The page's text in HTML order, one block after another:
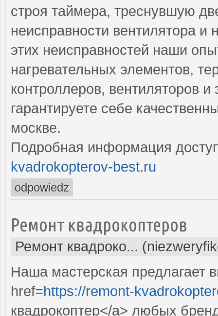
строя таймера, треснувшую
неисправности вентилятора
этих неисправностей наши
нагревательных элементов,
контроллеров, вентиляторов
гарантируете себе
москве.
Подробная информация
kvadrokopterov-best.ru
odpowiedz
Ремонт квадрокоптеров
Ремонт квадроко...
Наша мастерская предлагает
href=https://remont-
квадрокоптер</a> любых